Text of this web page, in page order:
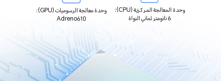
وحدة المعالجة المركزية (CPU):
6 نانومتر ثماني النواة
وحدة معالجة الرسوميات (GPU):
Adreno610